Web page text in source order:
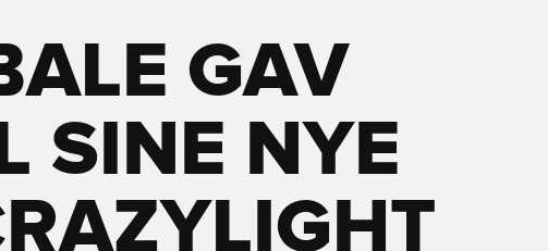
GAV
SINE NYE